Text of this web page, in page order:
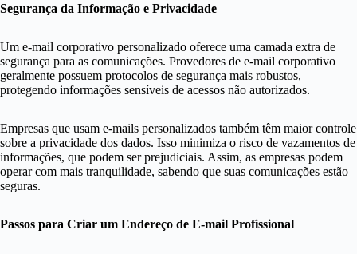
Segurança da Informação e Privacidade
Um e-mail corporativo personalizado oferece uma camada extra de
segurança para as comunicações. Provedores de e-mail corporativo
geralmente possuem protocolos de segurança mais robustos,
protegendo informações sensíveis de acessos não autorizados.
Empresas que usam e-mails personalizados também têm maior controle
sobre a privacidade dos dados. Isso minimiza o risco de vazamentos de
informações, que podem ser prejudiciais. Assim, as empresas podem
operar com mais tranquilidade, sabendo que suas comunicações estão
seguras.
Passos para Criar um Endereço de E-mail Profissional